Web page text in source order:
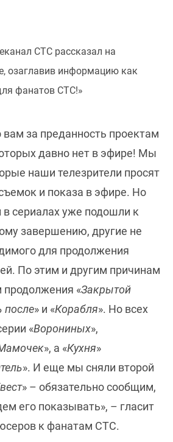
СТС рассказал на
озаглавив информацию как
фанатов СТС!»
вам за преданность проектам
давно нет в эфире! Мы
наши телезрители просят
и показа в эфире. Но
в сериалах уже подошли к
завершению, другие не
для продолжения
По этим и другим причинам
«Закрытой
после» и «Корабля». Но всех
«Ворониных»,
», а «Кухня»
». И еще мы сняли второй
» – обязательно сообщим,
его показывать», – гласит
к фанатам СТС.